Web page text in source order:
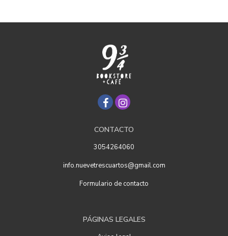
CONTACTO
3054264060
info.nuevetrescuartos@gmail.com
Formulario de contacto
PÁGINAS LEGALES